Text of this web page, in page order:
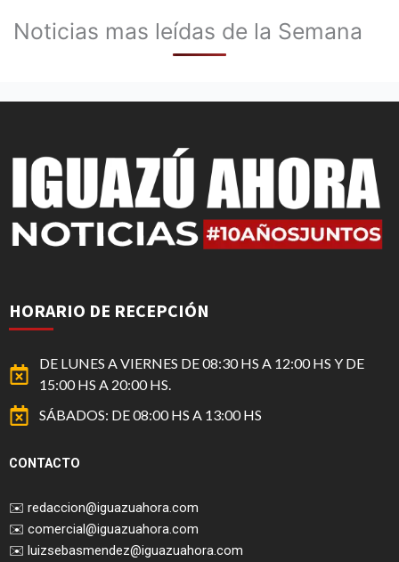
Noticias mas leídas de la Semana
HORARIO DE RECEPCIÓN
DE LUNES A VIERNES DE 08:30 HS A 12:00 HS Y DE
15:00 HS A 20:00 HS.
SÁBADOS: DE 08:00 HS A 13:00 HS
CONTACTO
✉️ redaccion@iguazuahora.com
✉️ comercial@iguazuahora.com
✉️ luizsebasmendez@iguazuahora.com